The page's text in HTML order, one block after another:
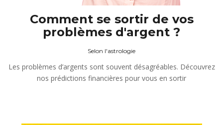
Comment se sortir de vos
problèmes d'argent ?
Selon l'astrologie
Les problèmes d’argents sont souvent désagréables. Découvrez
nos prédictions financières pour vous en sortir